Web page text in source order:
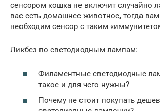
сенсором кошка не включит случайно
вас есть домашнее животное, тогда
необходим сенсор с таким
Ликбез по светодиодным лампам:
Филаментные светодиодные
такое и для чего нужны?
Почему не стоит покупать